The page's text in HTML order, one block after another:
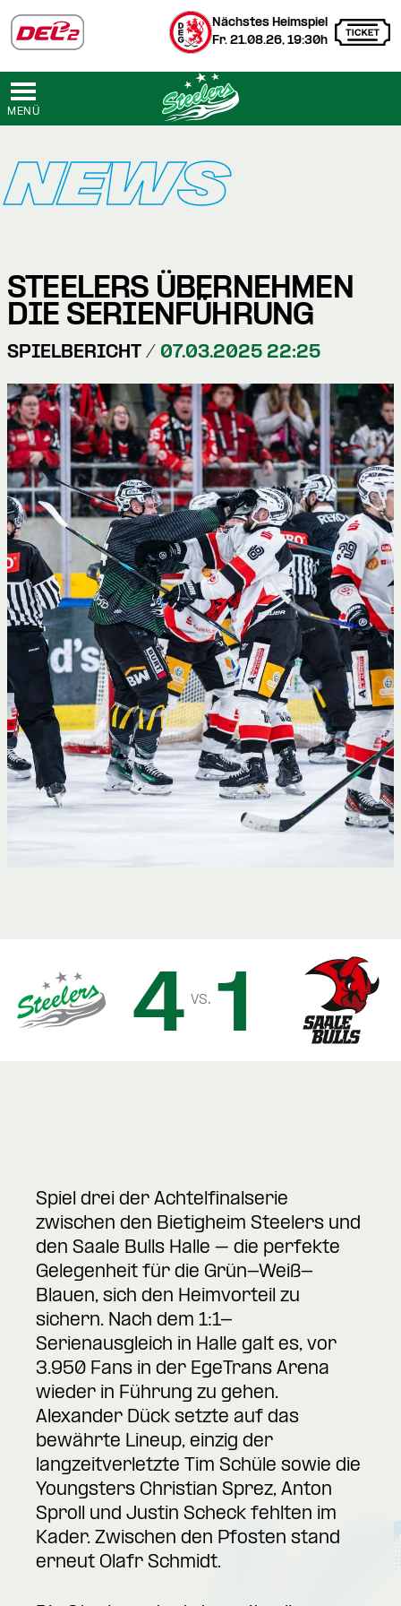
Nächstes Heimspiel
Fr. 21.08.26, 19:30h
MENÜ
NEWS
STEELERS ÜBERNEHMEN
DIE SERIENFÜHRUNG
SPIELBERICHT / 07.03.2025 22:25
4 vs. 1
Spiel drei der Achtelfinalserie
zwischen den Bietigheim Steelers und
den Saale Bulls Halle – die perfekte
Gelegenheit für die Grün-Weiß-
Blauen, sich den Heimvorteil zu
sichern. Nach dem 1:1-
Serienausgleich in Halle galt es, vor
3.950 Fans in der EgeTrans Arena
wieder in Führung zu gehen.
Alexander Dück setzte auf das
bewährte Lineup, einzig der
langzeitverletzte Tim Schüle sowie die
Youngsters Christian Sprez, Anton
Sproll und Justin Scheck fehlten im
Kader. Zwischen den Pfosten stand
erneut Olafr Schmidt.